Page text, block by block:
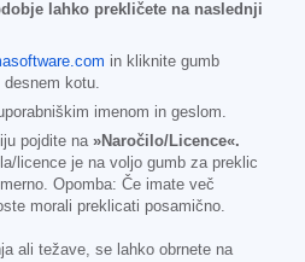
lahko prekličete na naslednji
in kliknite gumb
kotu.
imenom in geslom.
pojdite na »Naročilo/Licence«.
licence je na voljo gumb za preklic
Opomba: Če imate več
morali preklicati posamično.
ali težave, se lahko obrnete na